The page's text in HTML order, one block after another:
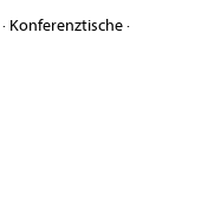
· Konferenztische·